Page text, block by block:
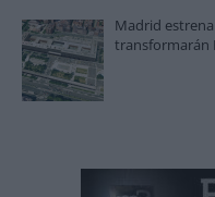
Madrid estrena
transformarán